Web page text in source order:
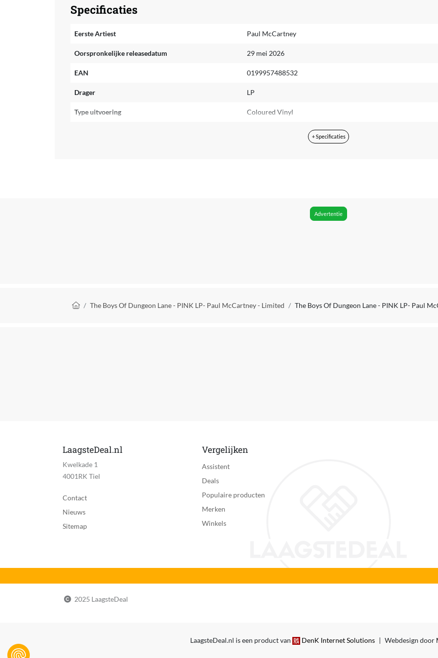
Specificaties
Eerste Artiest Paul McCartney
Oorspronkelijke releasedatum 29 mei 2026
EAN 0199957488532
Drager LP
Type uitvoering Coloured Vinyl
Soort verpakking Standaard vinyl
+ Specificaties
Advertentie
Kruimelpad
The Boys Of Dungeon Lane - PINK LP- Paul McCartney - Limited The Boys Of Dungeon Lane - PINK LP- Paul
LaagsteDeal.nl
Kwelkade 1
4001RK Tiel
Contact
Nieuws
Sitemap
Vergelijken
Assistent
Deals
Populaire producten
Merken
Winkels
2025 LaagsteDeal
LaagsteDeal.nl is een product van DenK Internet Solutions | Webdesign door